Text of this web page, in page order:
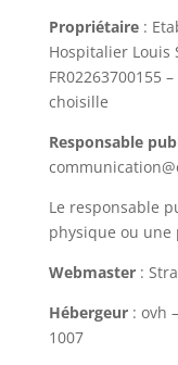
Propriétaire:
Hospitalier Louis
FR02263700155
choisille
Responsable
Le responsable
physique ou une
Webmaster:
Hébergeur: ovh
1007